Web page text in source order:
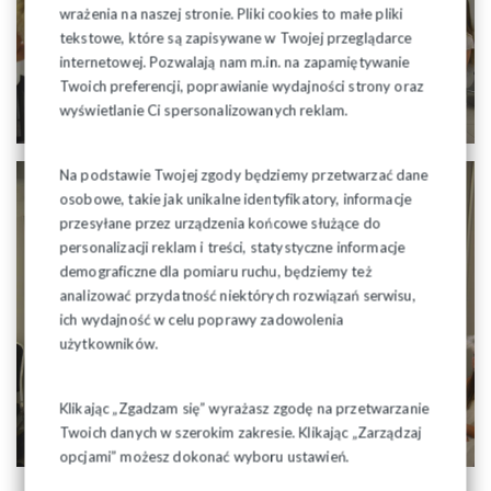
wrażenia na naszej stronie. Pliki cookies to małe pliki
tekstowe, które są zapisywane w Twojej przeglądarce
internetowej. Pozwalają nam m.in. na zapamiętywanie
Twoich preferencji, poprawianie wydajności strony oraz
wyświetlanie Ci spersonalizowanych reklam.
Na podstawie Twojej zgody będziemy przetwarzać dane
osobowe, takie jak unikalne identyfikatory, informacje
przesyłane przez urządzenia końcowe służące do
personalizacji reklam i treści, statystyczne informacje
demograficzne dla pomiaru ruchu, będziemy też
analizować przydatność niektórych rozwiązań serwisu,
ich wydajność w celu poprawy zadowolenia
użytkowników.
Klikając „Zgadzam się” wyrażasz zgodę na przetwarzanie
Twoich danych w szerokim zakresie. Klikając „Zarządzaj
opcjami” możesz dokonać wyboru ustawień.